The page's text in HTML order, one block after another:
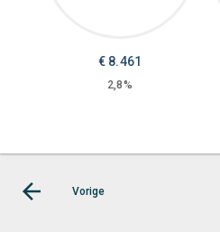
€ 8.461
2,8%
Vorige